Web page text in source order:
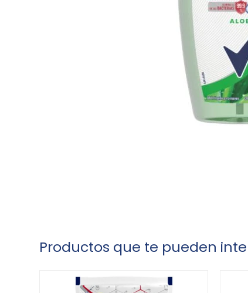
Productos que te pueden